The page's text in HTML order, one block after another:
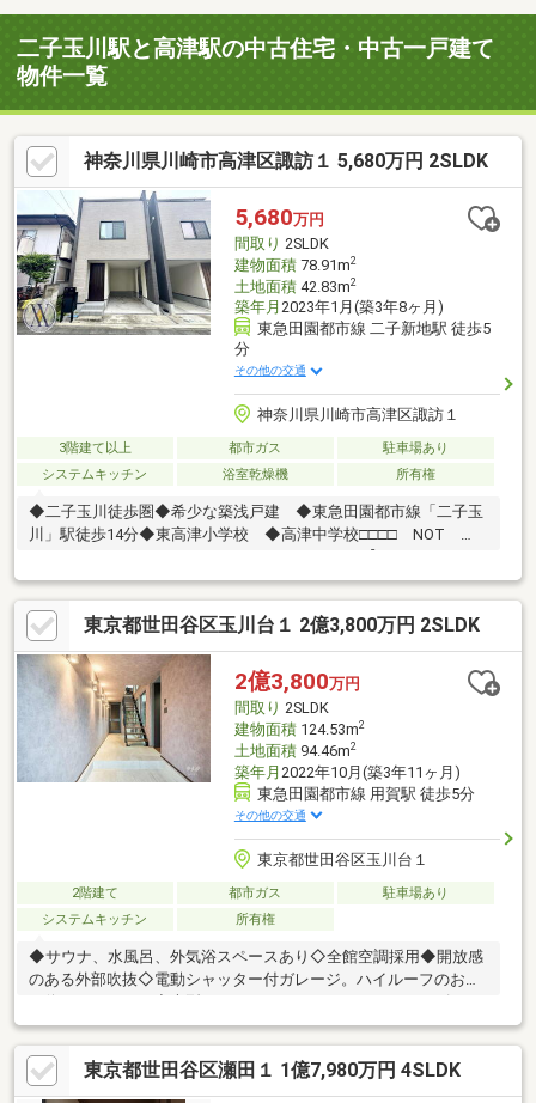
二子玉川駅と高津駅の中古住宅・中古一戸建て
物件一覧
神奈川県川崎市高津区諏訪１ 5,680万円 2SLDK
5,680万円
間取り 2SLDK
建物面積78.91m2
土地面積42.83m2
築年月 2023年1月(築3年8ヶ月)
東急田園都市線 二子新地駅 徒歩5
分
その他の交通
神奈川県川崎市高津区諏訪１
3階建て以上 都市ガス
駐車場あり
システムキッチン
浴室乾燥機 所有権
◆二子玉川徒歩圏◆希少な築浅戸建 ◆東急田園都市線「二子玉
川」駅徒歩14分◆東高津小学校 ◆高津中学校□□□□ NOT
動産屋】として 徹底的にまで顧客主義を貫く事をお約束いたしま
す■都心エリアに特化した情報網を駆使し、最良の不動産をご提
案■住宅ローンシュミレーション無料相談会 毎日随時開催中■ウ
ォールメイトオリジナルの住宅購入・住替え等について 分かりや
すく解説したガイドブックをご希望者様に【無料プレゼント】～
弊社ホームページ～https://wallmate.co.jp/～
東京都世田谷区玉川台１ 2億3,800万円 2SLDK
2億3,800万円
間取り 2SLDK
建物面積124.53m2
土地面積94.46m2
築年月 2022年10月(築3年11ヶ月)
東急田園都市線 用賀駅 徒歩5分
その他の交通
東京都世田谷区玉川台１
2階建て 都市ガス
駐車場あり
システムキッチン
所有権
◆サウナ、水風呂、外気浴スペースあり◇全館空調採用◆開放感
のある外部吹抜◇電動シャッター付ガレージ。ハイルーフのお車
も停められます。◆大型ウォークインクロゼット、シューズイン
クロークあり◇トイレ2ヶ所あり＊＊弊社独自のお得な「平日会
員制度」あります＊＊詳細についてはスタッフまでお問い合わせ
くださいませ。＊＊個人事業主の方や会社経営者の方など住宅ロ
ーンにご不安がある方＊＊弊社には専属のファイナンシャルプラ
東京都世田谷区瀬田１ 1億7,980万円 4SLDK